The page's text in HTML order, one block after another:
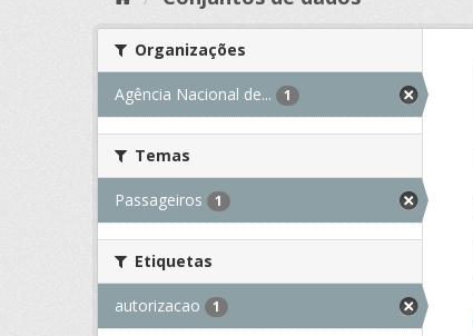
Organizações
Agência Nacional de... 1
Temas
Passageiros 1
Etiquetas
autorizacao 1